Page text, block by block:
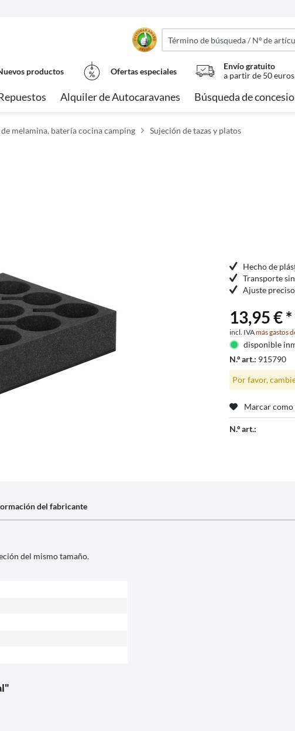
productos Ofertas especiales
Envío gratuito
a partir de 50
Alquiler de Autocaravanes Búsqueda de
melamina, batería cocina camping Sujeción de tazas y platos
Hecho de
Transporte
Ajuste
13,95 € *
incl. IVAmás gastos
disponible
N.º art.: 915790
Por favor,
Marcar
N.º art.:
del fabricante
del mismo tamaño.